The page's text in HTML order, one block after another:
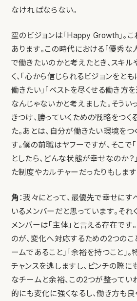
なければならない。
空のビジョンは「Happy Growth」。
あります。この時代における「優秀な
で働きたいのかと考えたとき、スキ
く、「心から信じられるビジョンをと
働きたい」「ベストを尽くせる働き方
なんじゃないかと考えました。そうい
きつけ、勝っていくための戦略をつく
た。あとは、自分が働きたい環境をつ
す。僕の前職はヤフーですが、そこで
としたら、どんな状態が幸せなのか？
た制度やカルチャーだったりもします
角 ：我々にとって、最優先で幸せに
いるメンバーだと思っています。それ
メンバーは「主体」と言える存在です
のが、変化へ対応するための2つのこ
ームであること」「余裕を持つこと」。
チャンスを逃しますし、ピンチの際に
なチームと余裕、この2つが整ってい
的にも変化に強くなるし、働き方も良